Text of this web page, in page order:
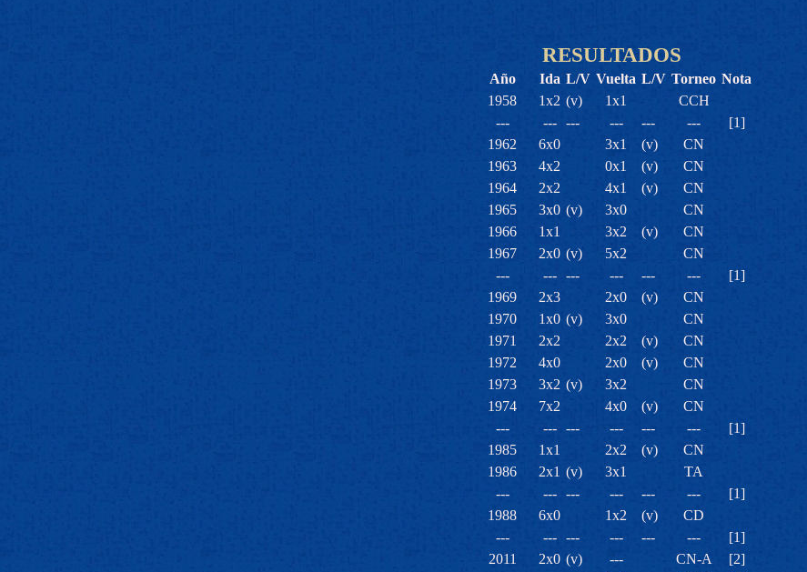
RESULTADOS
Año Ida L/V Vuelta L/V Torneo Nota
1958
1x2 (v) 1x1
CCH
---
--- --- --- --- ---
[1]
1962
6x0 3x1 (v)
CN
1963
4x2 0x1 (v)
CN
1964
2x2 4x1 (v)
CN
1965
3x0 (v) 3x0
CN
1966
1x1 3x2 (v)
CN
1967
2x0 (v) 5x2
CN
---
--- --- --- --- ---
[1]
1969
2x3 2x0 (v)
CN
1970
1x0 (v) 3x0
CN
1971
2x2 2x2 (v)
CN
1972
4x0 2x0 (v)
CN
1973
3x2 (v) 3x2
CN
1974
7x2 4x0 (v)
CN
---
--- --- --- --- ---
[1]
1985
1x1 2x2 (v)
CN
1986
2x1 (v) 3x1
TA
---
--- --- --- --- ---
[1]
1988
6x0 1x2 (v)
CD
---
--- --- --- --- ---
[1]
2011
2x0 (v) --- CN-A
[2]